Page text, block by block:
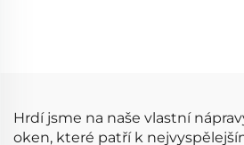
Hrdí jsme na naše vlastní
oken, které patří k